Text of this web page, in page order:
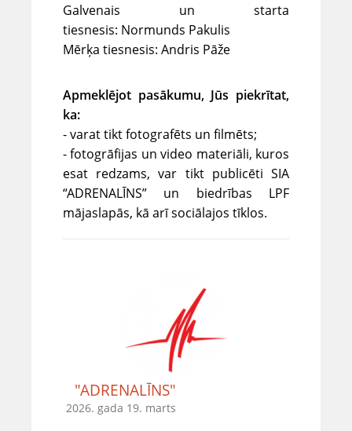
Galvenais un starta
tiesnesis: Normunds Pakulis
Mērķa tiesnesis: Andris Pāže
Apmeklējot pasākumu, Jūs piekrītat,
ka:
- varat tikt fotografēts un filmēts;
- fotogrāfijas un video materiāli, kuros
esat redzams, var tikt publicēti SIA
“ADRENALĪNS” un biedrības LPF
mājaslapās, kā arī sociālajos tīklos.
"ADRENALĪNS"
2026. gada 19. marts